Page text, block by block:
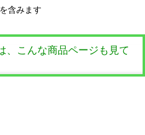
含みます
、こんな商品ページも見て